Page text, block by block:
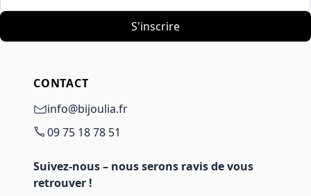
S'inscrire
CONTACT
info@bijoulia.fr
09 75 18 78 51
Suivez-nous – nous serons ravis de vous
retrouver !